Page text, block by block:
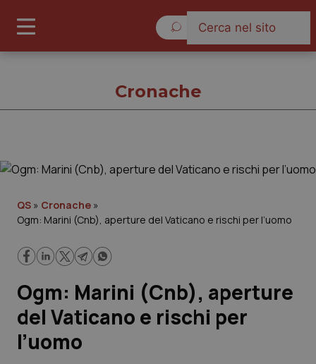
Cronache
Lavoro e Professioni
Scienza e Farmaci
Cronache
QS » Cronache »
Ogm: Marini (Cnb), aperture del Vaticano e rischi per l’uomo
Ogm: Marini (Cnb), aperture
del Vaticano e rischi per
l’uomo